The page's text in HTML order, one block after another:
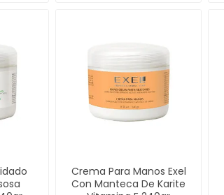
Crema Para Manos Exel
Con Manteca De Karite